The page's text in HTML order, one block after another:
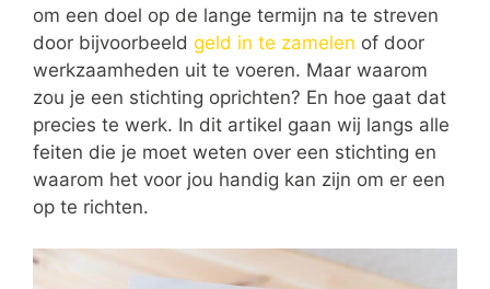
om een doel op de lange termijn na te streven
door bijvoorbeeld geld in te zamelen of door
werkzaamheden uit te voeren. Maar waarom
zou je een stichting oprichten? En hoe gaat dat
precies te werk. In dit artikel gaan wij langs alle
feiten die je moet weten over een stichting en
waarom het voor jou handig kan zijn om er een
op te richten.